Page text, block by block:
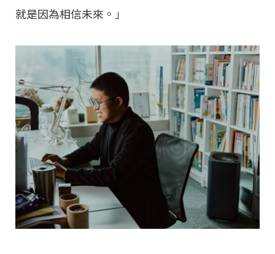
就是因為相信未來。」